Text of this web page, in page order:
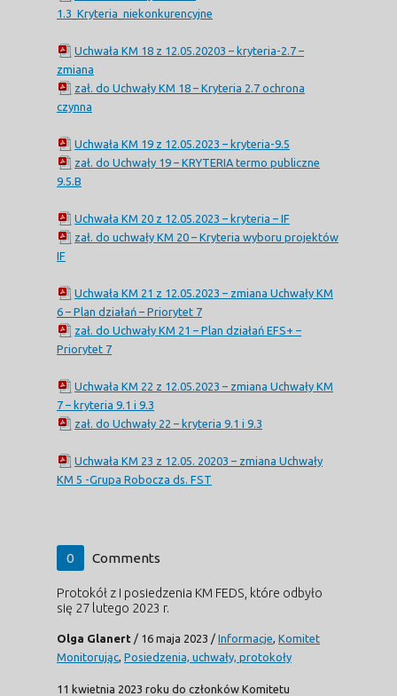
1.3_Kryteria_niekonkurencyjne
Uchwała KM 18 z 12.05.20203 – kryteria-2.7 –
zmiana
zał. do Uchwały KM 18 – Kryteria 2.7 ochrona
czynna
Uchwała KM 19 z 12.05.2023 – kryteria-9.5
zał. do Uchwały 19 – KRYTERIA termo publiczne
9.5.B
Uchwała KM 20 z 12.05.2023 – kryteria – IF
zał. do uchwały KM 20 – Kryteria wyboru projektów
IF
Uchwała KM 21 z 12.05.2023 – zmiana Uchwały KM
6 – Plan działań – Priorytet 7
zał. do Uchwały KM 21 – Plan działań EFS+ –
Priorytet 7
Uchwała KM 22 z 12.05.2023 – zmiana Uchwały KM
7 – kryteria 9.1 i 9.3
zał. do Uchwały 22 – kryteria 9.1 i 9.3
Uchwała KM 23 z 12.05. 20203 – zmiana Uchwały
KM 5 -Grupa Robocza ds. FST
0 Comments
Protokół z I posiedzenia KM FEDS, które odbyło
się 27 lutego 2023 r.
Olga Glanert / 16 maja 2023 / Informacje Komitet
Monitorując Posiedzenia, uchwały, protokoły
11 kwietnia 2023 roku do członków Komitetu